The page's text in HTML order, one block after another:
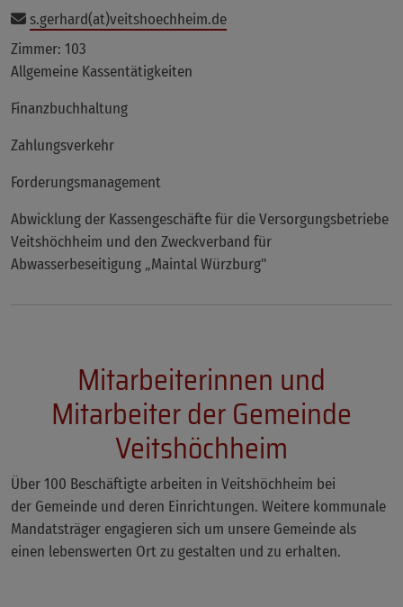
s.gerhard(at)veitshoechheim.de
Zimmer: 103
Allgemeine Kassentätigkeiten
Finanzbuchhaltung
Zahlungsverkehr
Forderungsmanagement
Abwicklung der Kassengeschäfte für die Versorgungsbetriebe
Veitshöchheim und den Zweckverband für
Abwasserbeseitigung „Maintal Würzburg"
Mitarbeiterinnen und
Mitarbeiter der Gemeinde
Veitshöchheim
Über 100 Beschäftigte arbeiten in Veitshöchheim bei
der Gemeinde und deren Einrichtungen. Weitere kommunale
Mandatsträger engagieren sich um unsere Gemeinde als
einen lebenswerten Ort zu gestalten und zu erhalten.